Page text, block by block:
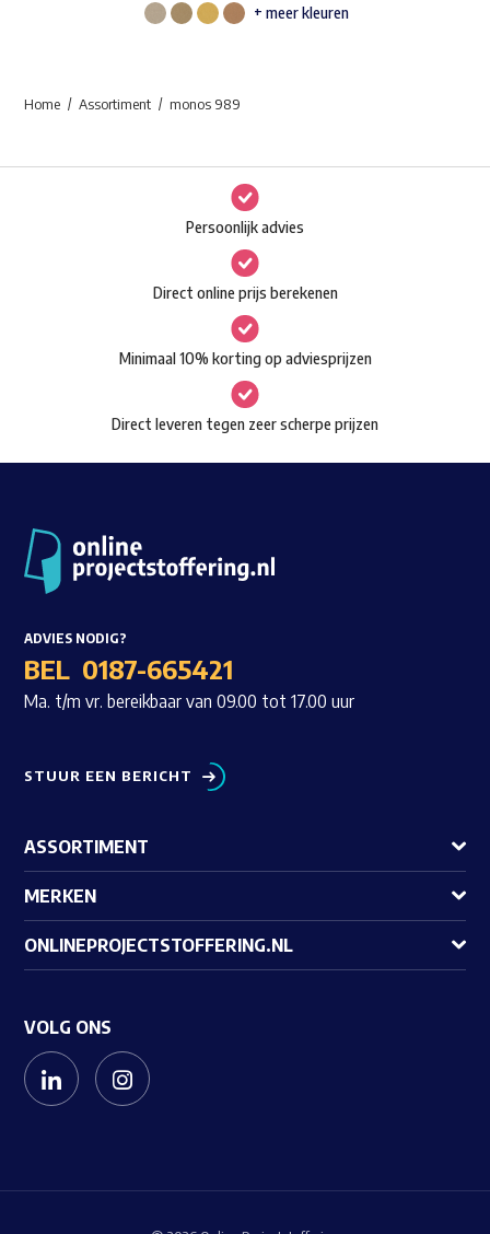
Waar ben je naar op zoek?
Dit
Deze
optie
kan
gekozen
worden
op
de
productpagina
+ meer kleuren
Home Assortiment monos 989
Persoonlijk advies
Direct online prijs berekenen
Minimaal 10% korting op adviesprijzen
Direct leveren tegen zeer scherpe prijzen
ADVIES NODIG?
BEL 0187-665421
Ma. t/m vr. bereikbaar van 09.00 tot 17.00 uur
STUUR EEN BERICHT
ASSORTIMENT
MERKEN
ONLINEPROJECTSTOFFERING.NL
VOLG ONS